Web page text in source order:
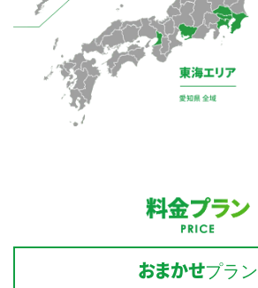
料金プラン
おまかせプラン